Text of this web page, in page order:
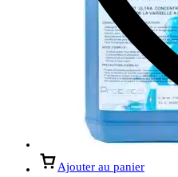
Ajouter au panier